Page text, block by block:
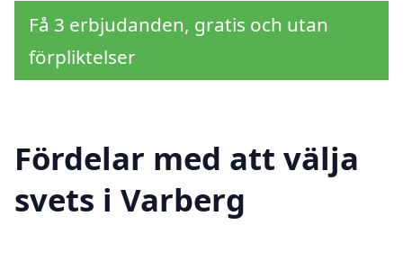
Få 3 erbjudanden, gratis och utan
förpliktelser
Fördelar med att välja
svets i Varberg